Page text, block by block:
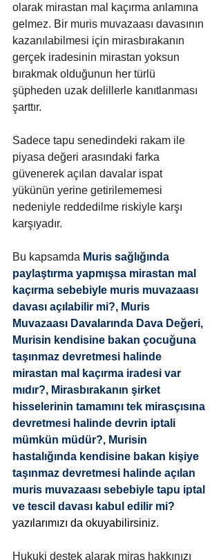
olarak mirastan mal kaçırma anlamına
gelmez. Bir muris muvazaası davasının
kazanılabilmesi için mirasbırakanın
gerçek iradesinin mirastan yoksun
bırakmak olduğunun her türlü
şüpheden uzak delillerle kanıtlanması
şarttır.
Sadece tapu senedindeki rakam ile
piyasa değeri arasındaki farka
güvenerek açılan davalar ispat
yükünün yerine getirilememesi
nedeniyle reddedilme riskiyle karşı
karşıyadır.
Bu kapsamda Muris sağlığında
paylaştırma yapmışsa mirastan mal
kaçırma sebebiyle muris muvazaası
davası açılabilir mi?, Muris
Muvazaası Davalarında Dava Değeri,
Murisin kendisine bakan çocuğuna
taşınmaz devretmesi halinde
mirastan mal kaçırma iradesi var
mıdır?, Mirasbırakanın şirket
hisselerinin tamamını tek mirasçısına
devretmesi halinde devrin iptali
mümkün müdür?, Murisin
hastalığında kendisine bakan kişiye
taşınmaz devretmesi halinde açılan
muris muvazaası sebebiyle tapu iptal
ve tescil davası kabul edilir mi?
yazılarımızı da okuyabilirsiniz.
Hukuki destek alarak miras hakkınızı